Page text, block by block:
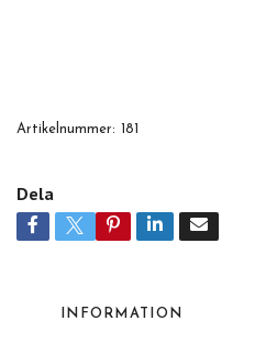
Artikelnummer: 181
Dela
INFORMATION